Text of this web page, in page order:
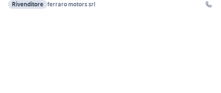
Rivenditore ferraro motors srl